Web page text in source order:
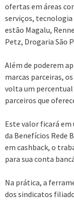
ofertas em áreas
serviços, tecnologia
estão Magalu,
Petz, Drogaria São
Além de poderem
marcas parceiras,
volta um percentual
parceiros que
Este valor ficará
da Benefícios Rede
em cashback, o
para sua conta
Na prática, a
dos sindicatos